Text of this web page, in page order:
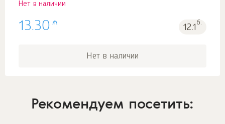
Нет в наличии
13.30 ₼ 12.1б.
Нет в наличии
Рекомендуем посетить: